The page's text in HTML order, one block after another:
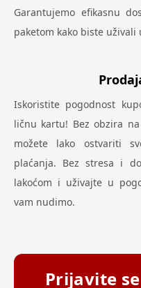
Garantujemo efikasnu
paketom kako biste
Iskoristite pogodnost
ličnu kartu! Bez obzira
možete lako ostvariti
plaćanja. Bez stresa i
lakoćom i uživajte u
vam nudimo.
Prijavite